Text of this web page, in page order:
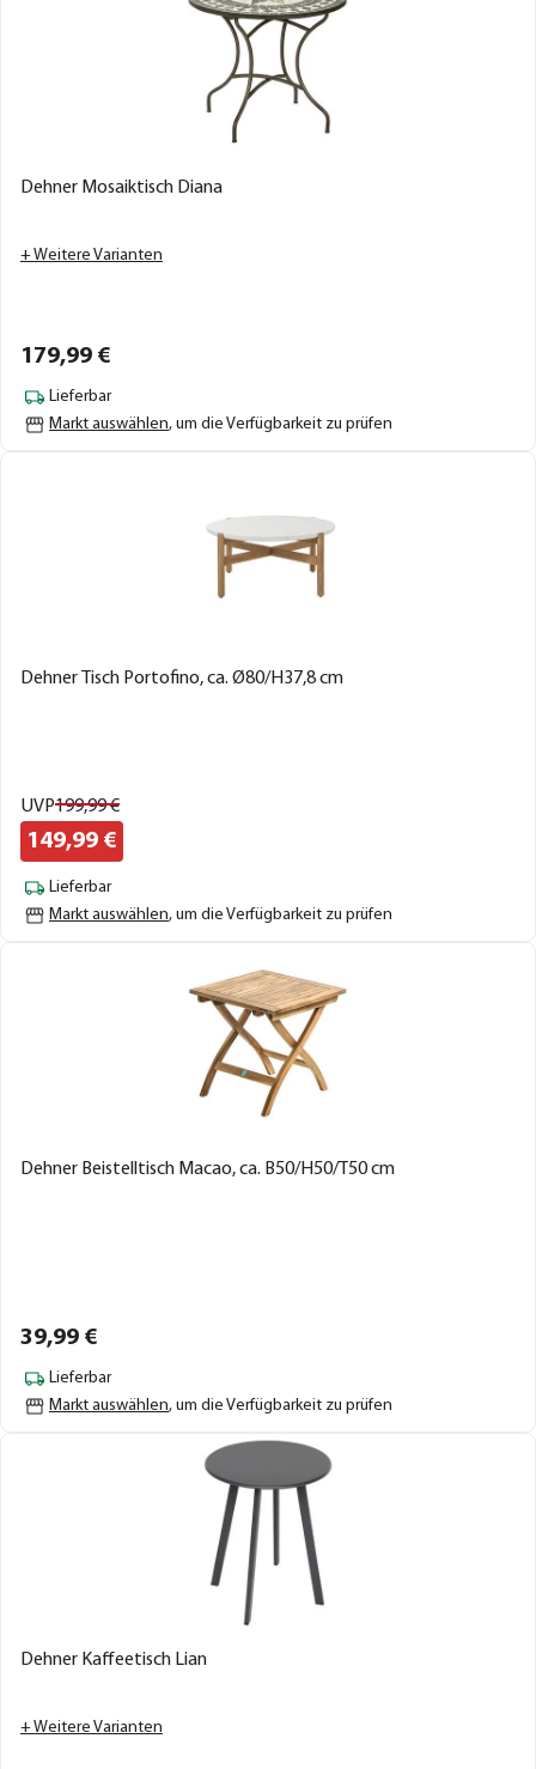
Dehner Mosaiktisch Diana
+ Weitere Varianten
179,99 €
Lieferbar
Markt auswählen, um die Verfügbarkeit zu prüfen
Dehner Tisch Portofino, ca. Ø80/H37,8 cm
UVP199,99€
149,99 €
Lieferbar
Markt auswählen, um die Verfügbarkeit zu prüfen
Dehner Beistelltisch Macao, ca. B50/H50/T50 cm
39,99 €
Lieferbar
Markt auswählen, um die Verfügbarkeit zu prüfen
Dehner Kaffeetisch Lian
+ Weitere Varianten